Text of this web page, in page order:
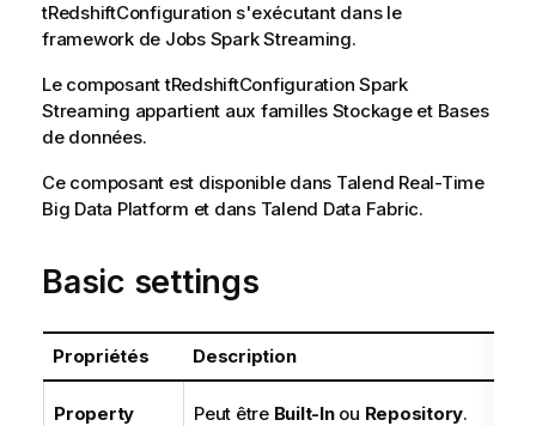
tRedshiftConfiguration s'exécutant dans le
framework de Jobs Spark Streaming.
Le composanttRedshiftConfiguration Spark
Streaming appartient aux familles Stockageet Bases
de données.
Ce composant est disponible dans Talend Real-Time
Big Data Platform et dans Talend Data Fabric.
Basic settings
Propriétés Description
Property
Peut être Built-Inou Repository.